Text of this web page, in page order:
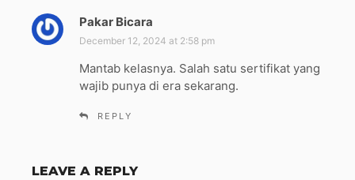
Pakar Bicara
a
s
:
December 12, 2024 at 2:58 pm
Mantab kelasnya. Salah satu sertifikat yang
wajib punya di era sekarang.
REPLY
LEAVE A REPLY